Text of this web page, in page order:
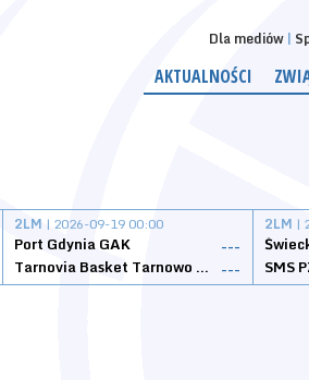
Dla mediów
AKTUALNOŚCI
2LM | 2026-09-19 00:00
Port Gdynia GAK
---
Tarnovia Basket Tarnowo Podgórne ---
2LM |
SMS